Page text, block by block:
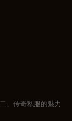
二、传奇私服的魅力